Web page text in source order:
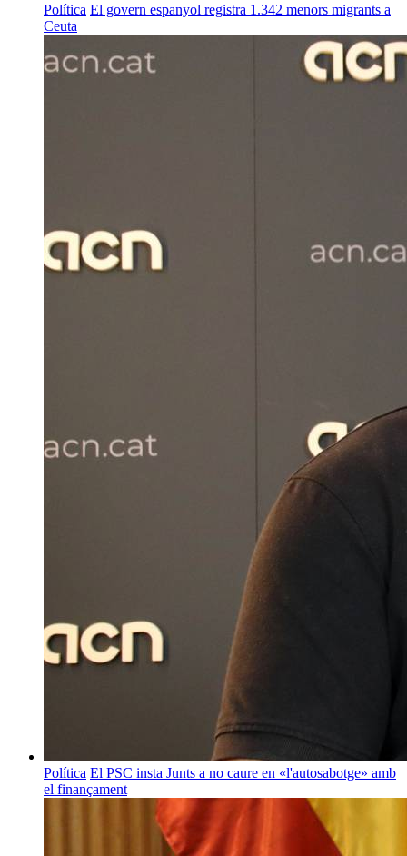
Política El govern espanyol registra 1.342 menors migrants a
Ceuta
Política El PSC insta Junts a no caure en «l'autosabotge» amb
el finançament